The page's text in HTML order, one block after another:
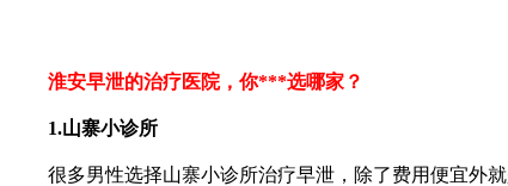
淮安早泄的治疗医院，你***选哪家？
1.山寨小诊所
很多男性选择山寨小诊所治疗早泄，除了费用便宜外就